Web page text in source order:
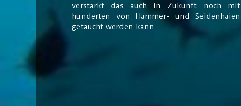
verstärkt das auch in Zukunft noch mit
hunderten von Hammer- und Seidenhaien
getaucht werden kann.